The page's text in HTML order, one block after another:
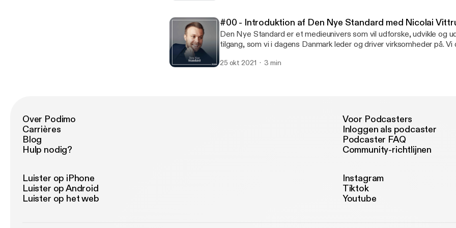
godt selv ville have haftâ. www.dennyestandard.dk/christina-barre
#00 - Introduktion af Den Nye Standard med Nicolai
Den Nye Standard er et medieunivers som vil udforske, udvikle og
tilgang, som vi i dagens Danmark leder og driver virksomheder på. Vi
fremdrift og former fremtiden. Vores vision er at skabe et talerør,
25 okt 2021 3 min
Over Podimo
Carrières
Blog
Hulp nodig?
Voor Podcasters
Inloggen als podcaster
Podcaster FAQ
Community-richtlijnen
Luister op iPhone
Luister op Android
Luister op het web
Instagram
Tiktok
Youtube